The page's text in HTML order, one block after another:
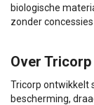
biologische
zonder
Over Tricorp
Tricorp ontwikkelt
bescherming,